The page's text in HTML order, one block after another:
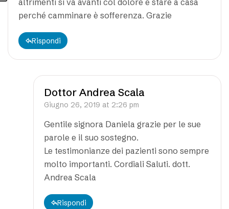
perché camminare è sofferenza. Grazie
Rispondi
Dottor Andrea Scala
Giugno 26, 2019 at 2:26 pm
Gentile signora Daniela grazie per le sue
parole e il suo sostegno.
Le testimonianze dei pazienti sono sempre
molto importanti. Cordiali Saluti. dott.
Andrea Scala
Rispondi